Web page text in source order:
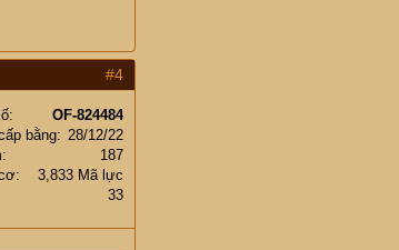
#4
OF-824484
bằng
28/12/22
187
3,833 Mã lực
33